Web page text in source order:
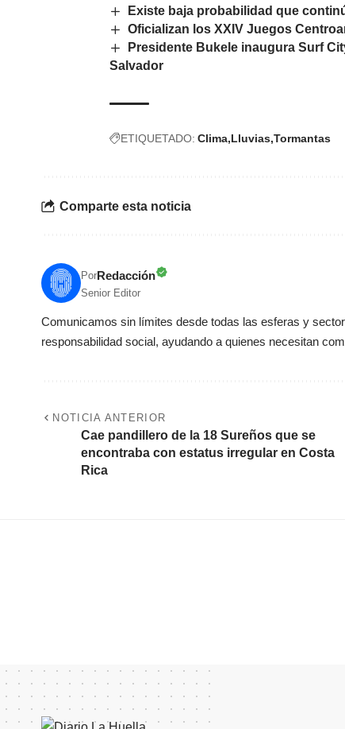
Existe baja probabilidad que
Oficializan los XXIV Juegos
Presidente Bukele inaugura Surf
Salvador
ETIQUETADO: Clima Lluvias Tormantas
Comparte esta noticia
PorRedacción
Senior Editor
Comunicamos sin límites desde todas las esferas y
responsabilidad social, ayudando a quienes necesitan
NOTICIA ANTERIOR
Cae pandillero de la 18 Sureños que se
encontraba con estatus irregular en Costa
Rica